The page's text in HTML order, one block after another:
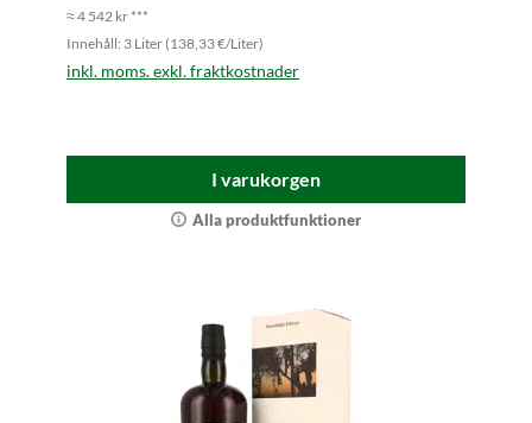
≈ 4 542 kr ***
Innehåll: 3 Liter (138,33 €/Liter)
inkl. moms. exkl. fraktkostnader
I varukorgen
Alla produktfunktioner